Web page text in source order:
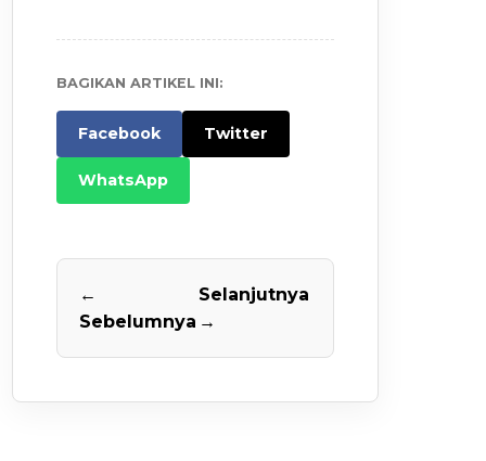
BAGIKAN ARTIKEL INI:
Facebook Twitter
WhatsApp
←
Sebelumnya
Selanjutnya
→